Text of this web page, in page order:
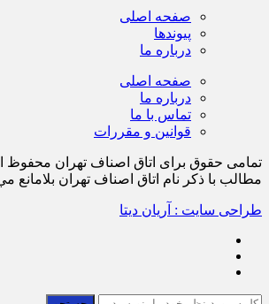
صفحه اصلی
پیوندها
درباره ما
صفحه اصلی
درباره ما
تماس با ما
قوانین و مقررات
تمامی حقوق برای اتاق اصناف تهران محفوظ
مطالب با ذكر نام اتاق اصناف تهران بلامانع
طراحی سایت : آریان دیتا